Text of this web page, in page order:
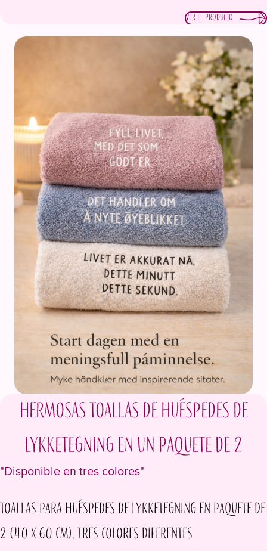
Ver el producto
Hermosas toallas de huéspedes de
Lykketegning en un paquete de 2
"Disponible en tres colores"
Toallas para huéspedes de Lykketegning en paquete de
2 (40 x 60 cm). Tres colores diferentes